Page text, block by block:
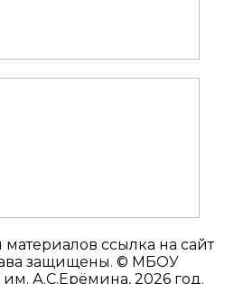
ссылка на сайт
защищены. © МБОУ
А.С.Ерёмина, 2026 год.